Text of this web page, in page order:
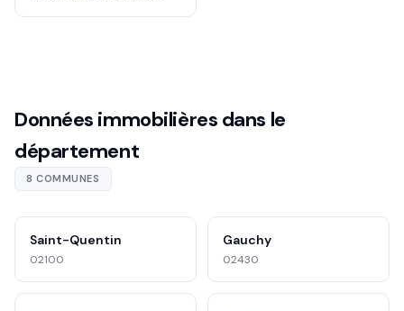
Données immobilières dans le
département
8 COMMUNES
Saint-Quentin
02100
Gauchy
02430